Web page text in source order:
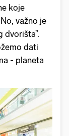
koje
važno je
dvorišta”.
dati
- planeta